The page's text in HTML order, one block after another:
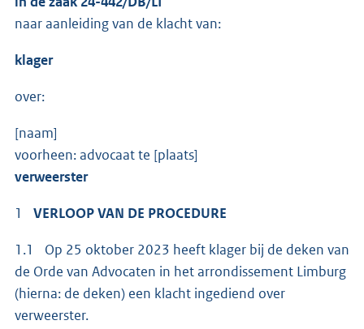
naar aanleiding van de klacht van:
klager
over:
[naam]
voorheen: advocaat te [plaats]
verweerster
1 VERLOOP VAN DE PROCEDURE
1.1 Op 25 oktober 2023 heeft klager bij de deken van
de Orde van Advocaten in het arrondissement Limburg
(hierna: de deken) een klacht ingediend over
verweerster.